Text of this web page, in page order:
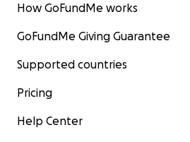
How GoFundMe works
GoFundMe Giving Guarantee
Supported countries
Pricing
Help Center